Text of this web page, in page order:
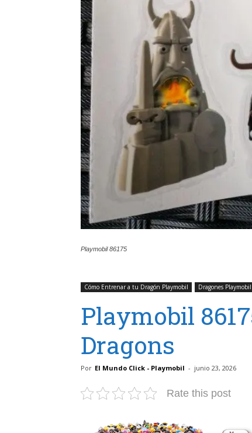
Playmobil 86175
Cómo Entrenar a tu Dragón Playmobil Dragones Playmobil
Playmobil
Dragons
Por El Mundo Click - Playmobil - junio 23, 2026
Rate this post